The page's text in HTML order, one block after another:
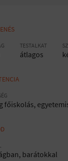
TESTALKAT
átlagos
főiskolás,
barátokkal